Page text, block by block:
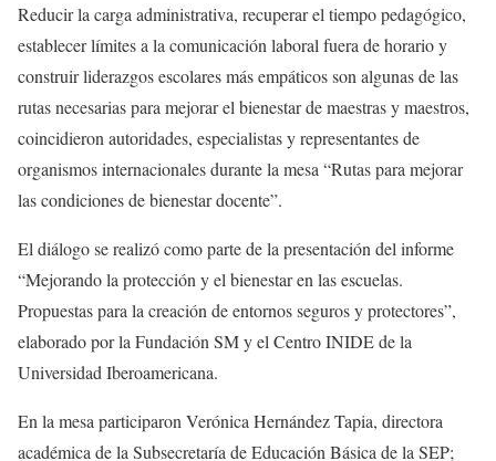
Reducir la carga administrativa, recuperar el tiempo pedagógico,
establecer límites a la comunicación laboral fuera de horario y
construir liderazgos escolares más empáticos son algunas de las
rutas necesarias para mejorar el bienestar de maestras y maestros,
coincidieron autoridades, especialistas y representantes de
organismos internacionales durante la mesa “Rutas para mejorar
las condiciones de bienestar docente”.
El diálogo se realizó como parte de la presentación del informe
“Mejorando la protección y el bienestar en las escuelas.
Propuestas para la creación de entornos seguros y protectores”,
elaborado por la Fundación SM y el Centro INIDE de la
Universidad Iberoamericana.
En la mesa participaron Verónica Hernández Tapia, directora
académica de la Subsecretaría de Educación Básica de la SEP;